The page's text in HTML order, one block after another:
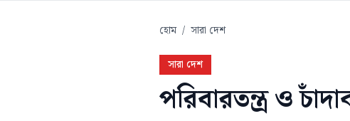
হোম / সারা দেশ
সারা দেশ
পরিবারতন্ত্র ও